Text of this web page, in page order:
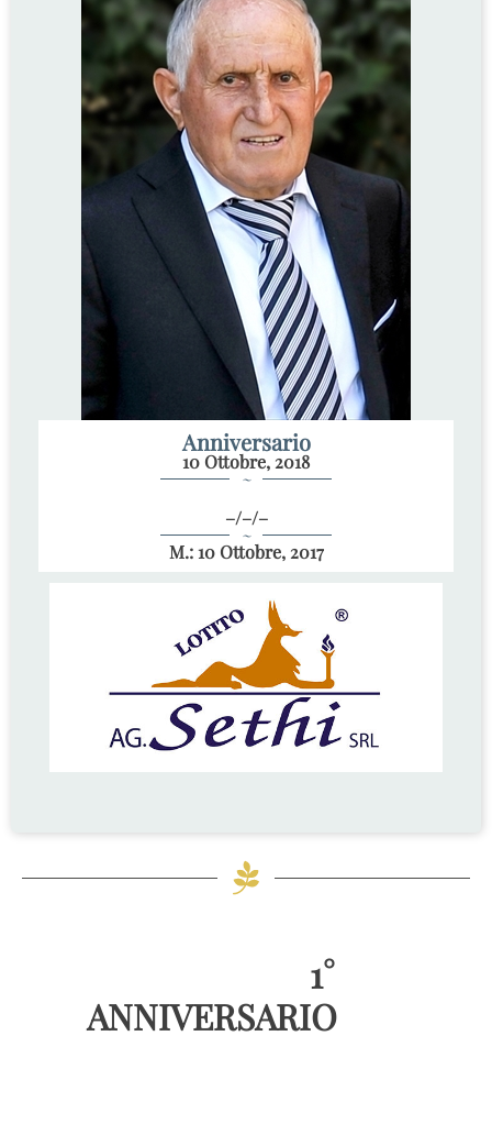
Anniversario
10 Ottobre, 2018
~
–/–/–
~
M.: 10 Ottobre, 2017
1°
ANNIVERSARIO